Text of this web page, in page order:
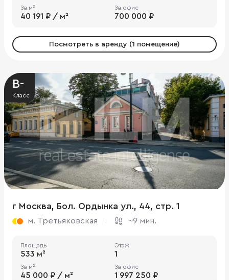
За м²
40 191 ₽ / м²
За офис
700 000 ₽
Посмотреть в аренду (1 помещение)
B-
Класс
г Москва, Бол. Ордынка ул., 44, стр. 1
м. Третьяковская ~9 мин.
Площадь
533 м²
Этаж
1
За м²
45 000 ₽ / м²
За офис
1 997 250 ₽